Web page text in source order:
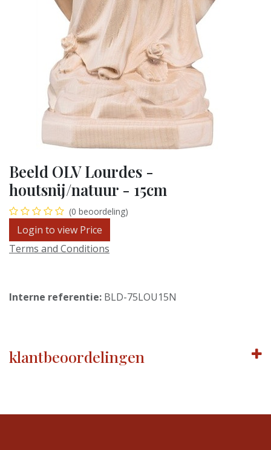
Beeld OLV Lourdes -
houtsnij/natuur - 15cm
(0 beoordeling)
Login to view Price
Terms and Conditions
Interne referentie: BLD-75LOU15N
klantbeoordelingen